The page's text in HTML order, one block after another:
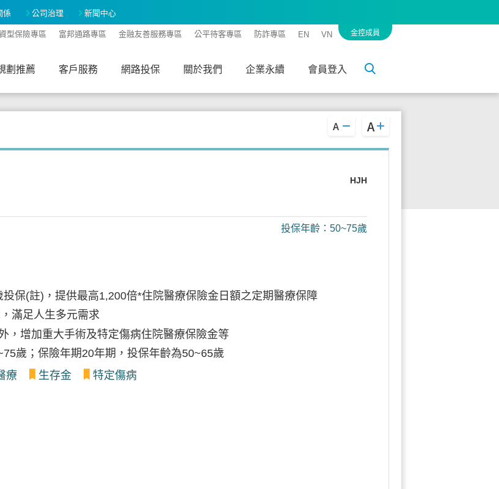
係 公司治理 新聞中心
型保險專區 富邦通路專區 金融友善服務專區 公平待客專區 防詐專區 EN VN 金控成員
劃推薦 客戶服務 網路投保 關於我們 企業永續 會員登入
HJH
投保年齡：50~75歲
保(註)，提供最高1,200倍*住院醫療保險金日額之定期醫療保障
滿足人生多元需求
，增加重大手術及特定傷病住院醫療保險金等
歲；保險年期20年期，投保年齡為50~65歲
療 生存金 特定傷病